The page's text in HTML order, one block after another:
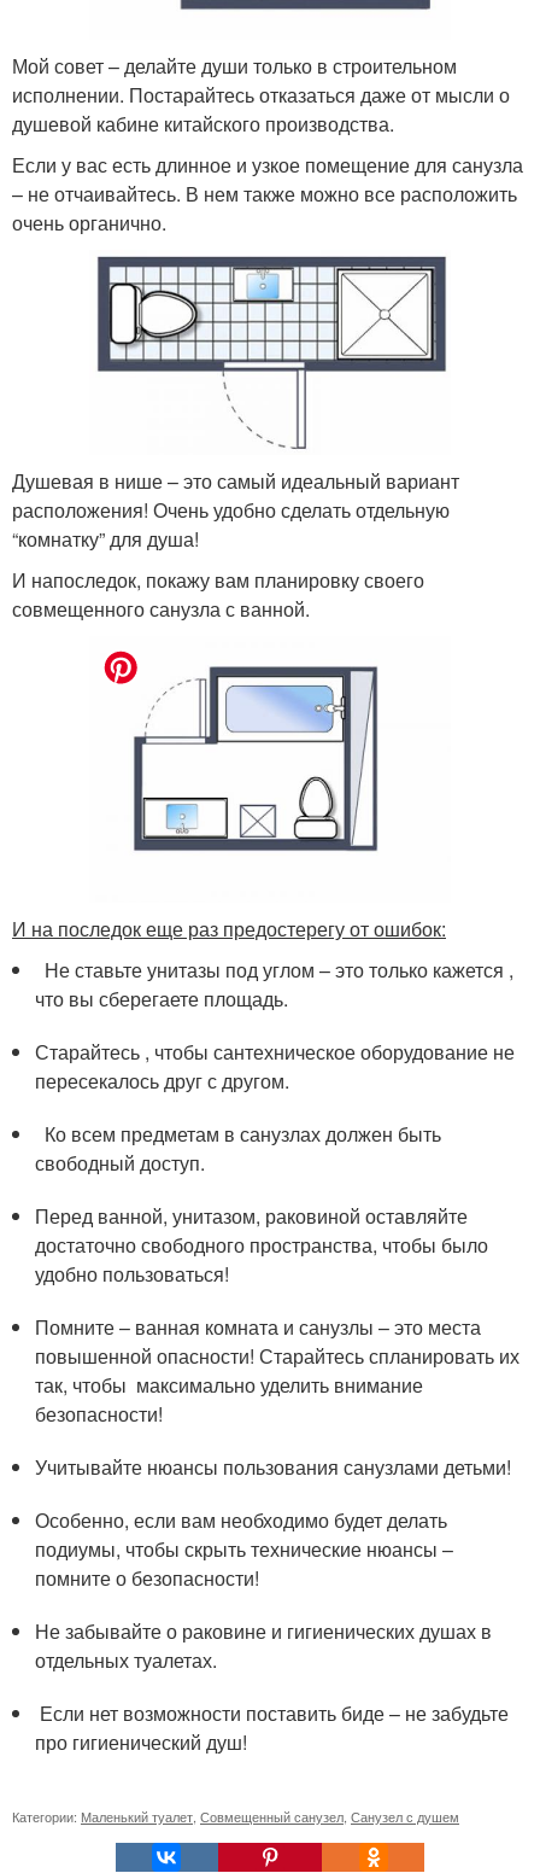
Мой совет – делайте души только в строительном
исполнении. Постарайтесь отказаться даже от мысли о
душевой кабине китайского производства.
Если у вас есть длинное и узкое помещение для санузла
– не отчаивайтесь. В нем также можно все расположить
очень органично.
Душевая в нише – это самый идеальный вариант
расположения! Очень удобно сделать отдельную
“комнатку” для душа!
И напоследок, покажу вам планировку своего
совмещенного санузла с ванной.
И на последок еще раз предостерегу от ошибок:
Не ставьте унитазы под углом – это только кажется ,
что вы сберегаете площадь.
Старайтесь , чтобы сантехническое оборудование не
пересекалось друг с другом.
Ко всем предметам в санузлах должен быть
свободный доступ.
Перед ванной, унитазом, раковиной оставляйте
достаточно свободного пространства, чтобы было
удобно пользоваться!
Помните – ванная комната и санузлы – это места
повышенной опасности! Старайтесь спланировать их
так, чтобы максимально уделить внимание
безопасности!
Учитывайте нюансы пользования санузлами детьми!
Особенно, если вам необходимо будет делать
подиумы, чтобы скрыть технические нюансы –
помните о безопасности!
Не забывайте о раковине и гигиенических душах в
отдельных туалетах.
Если нет возможности поставить биде – не забудьте
про гигиенический душ!
Категории: Маленький туалет Совмещенный санузел Санузел с душем